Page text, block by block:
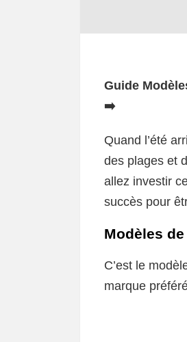
Guide
➡️
Quand l’été
des plages et
allez investir
succès pour
Modèles
C’est le
marque